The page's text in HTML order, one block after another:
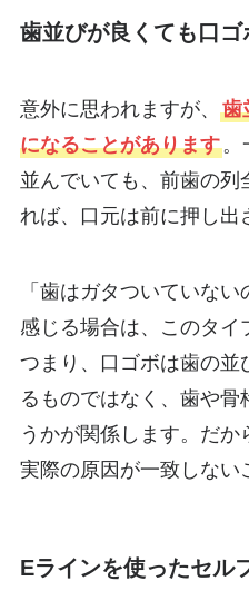
歯並びが良くても口
意外に思われますが、 歯
になることがあります。
並んでいても、前歯の列
れば、口元は前に押し出
「歯はガタついていな
感じる場合は、このタイ
つまり、口ゴボは歯の並
るものではなく、歯や
うかが関係します。だか
実際の原因が一致しない
Eラインを使ったセル